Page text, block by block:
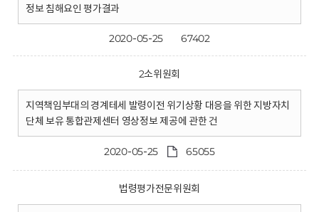
정보 침해요인 평가결과
2020-05-25 67402
2소위원회
지역책임부대의 경계테세 발령이전 위기상황 대응을 위한 지방자치
단체 보유 통합관제센터 영상정보 제공에 관한 건
2020-05-25 65055
법령평가전문위원회